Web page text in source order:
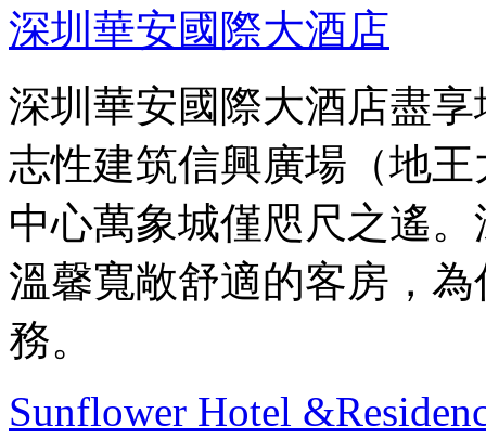
深圳華安國際大酒店
深圳華安國際大酒店盡
志性建筑信興廣場（地
中心萬象城僅咫尺之遙
溫馨寬敞舒適的客房，
務。
Sunflower Hotel